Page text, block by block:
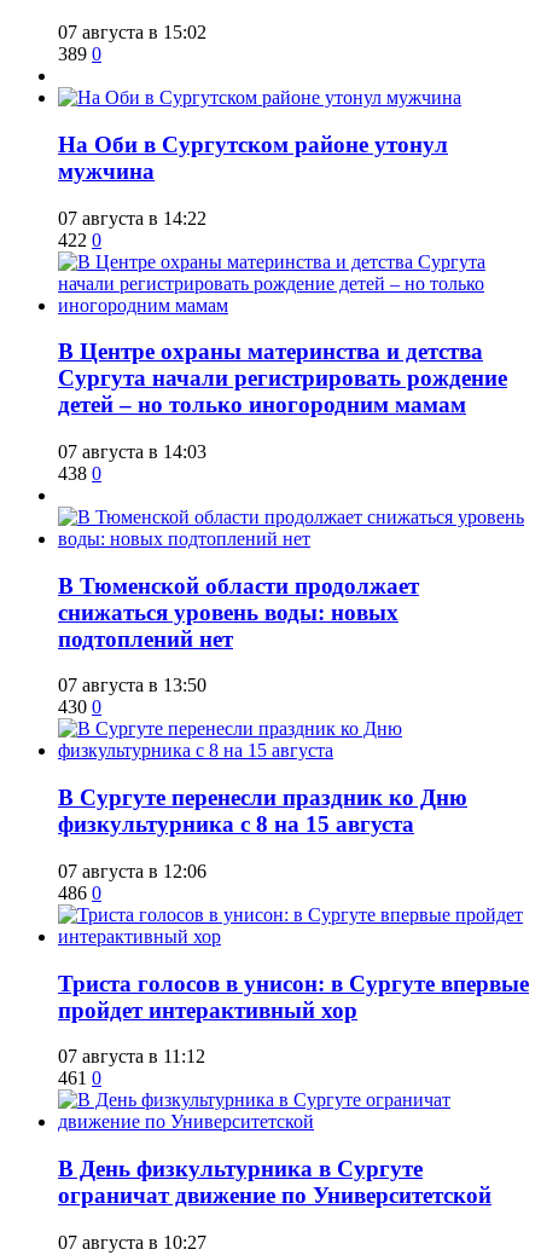
07 августа в 15:02
389 0
​На Оби в Сургутском районе утонул
мужчина
07 августа в 14:22
422 0
​В Центре охраны материнства и детства
Сургута начали регистрировать рождение
детей – но только иногородним мамам
07 августа в 14:03
438 0
​В Тюменской области продолжает
снижаться уровень воды: новых
подтоплений нет
07 августа в 13:50
430 0
​В Сургуте перенесли праздник ко Дню
физкультурника с 8 на 15 августа
07 августа в 12:06
486 0
​Триста голосов в унисон: в Сургуте впервые
пройдет интерактивный хор
07 августа в 11:12
461 0
​В День физкультурника в Сургуте
ограничат движение по Университетской
07 августа в 10:27